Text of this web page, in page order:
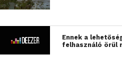
Ennek a
felhasználó örül